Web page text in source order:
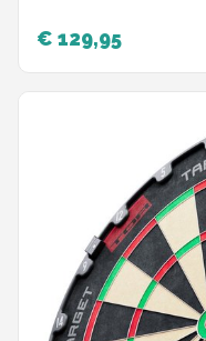
€ 129,95